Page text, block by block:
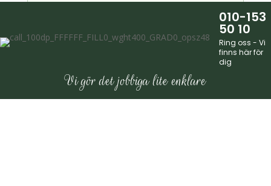
Vi tömmer villor, lägenheter och radhus i hela
Eskilstuna – från äldre industrilägenheter vid ån
till villor i Fors, Kvicksund och Torshälla, alltid
010-153
50 10
Ring oss - Vi
finns här för
dig
Vi gör det jobbiga lite enklare